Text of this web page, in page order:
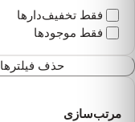
فقط تخفیف‌دارها
فقط موجودها
حذف فیلترها
مرتب‌سازی